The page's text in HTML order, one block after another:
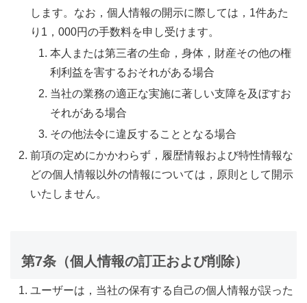
します。なお，個人情報の開示に際しては，1件あた
り1，000円の手数料を申し受けます。
本人または第三者の生命，身体，財産その他の権
利利益を害するおそれがある場合
当社の業務の適正な実施に著しい支障を及ぼすお
それがある場合
その他法令に違反することとなる場合
前項の定めにかかわらず，履歴情報および特性情報な
どの個人情報以外の情報については，原則として開示
いたしません。
第7条（個人情報の訂正および削除）
ユーザーは，当社の保有する自己の個人情報が誤った